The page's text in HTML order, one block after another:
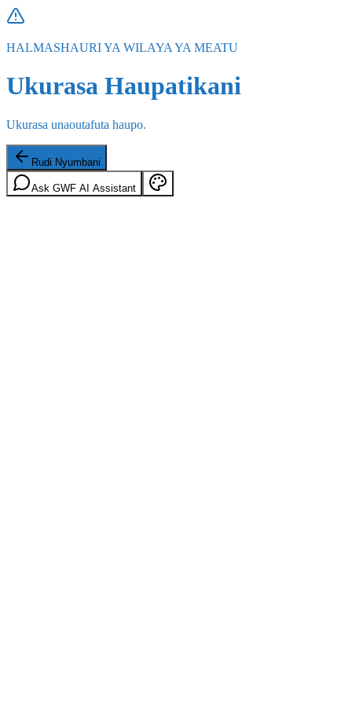
HALMASHAURI YA WILAYA YA MEATU
Ukurasa Haupatikani
Ukurasa unaoutafuta haupo.
Rudi Nyumbani
Ask GWF AI Assistant